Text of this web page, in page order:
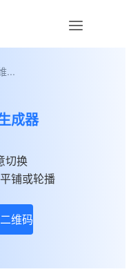
...
成器
切换
铺或轮播
维码